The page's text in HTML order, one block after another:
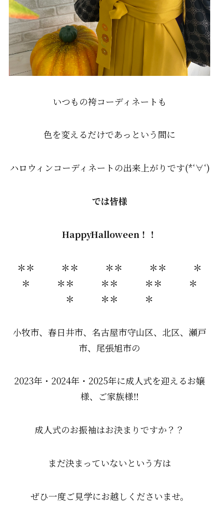
いつもの袴コーディネートも
色を変えるだけであっという間に
ハロウィンコーディネートの出来上がりです(*‘∀‘)
では皆様
HappyHalloween！！
＊＊ ＊＊ ＊＊ ＊＊ ＊
＊ ＊＊ ＊＊ ＊＊ ＊
＊ ＊＊ ＊
小牧市、春日井市、名古屋市守山区、北区、瀬戸
市、尾張旭市の
2023年・2024年・2025年に成人式を迎えるお嬢
様、ご家族様‼
成人式のお振袖はお決まりですか？？
まだ決まっていないという方は
ぜひ一度ご見学にお越しくださいませ。